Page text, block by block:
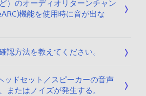
）のオーディオリターンチャン
機能を使用時に音が出な
認方法を教えてください。
ドセット／スピーカーの音声
またはノイズが発生する。